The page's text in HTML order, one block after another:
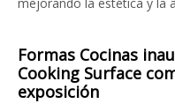
Formas Cocinas
Cooking Surface
exposición